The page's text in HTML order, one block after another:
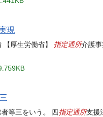
現
厚生労働省】 指定通所介護
等三をいう。 四 指定通所支援